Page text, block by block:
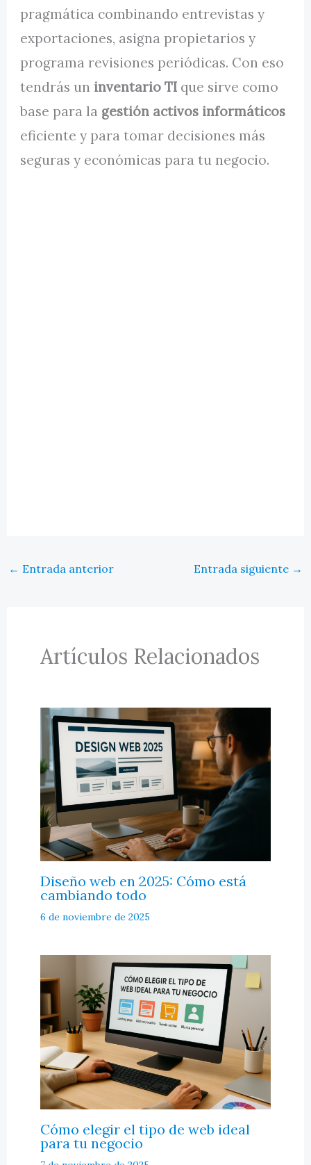
pragmática combinando entrevistas y
exportaciones, asigna propietarios y
programa revisiones periódicas. Con eso
tendrás un inventario TI que sirve como
base para la gestión activos informáticos
eficiente y para tomar decisiones más
seguras y económicas para tu negocio.
← Entrada anterior Entrada siguiente →
Artículos Relacionados
Diseño web en 2025: Cómo está
cambiando todo
6 de noviembre de 2025
Cómo elegir el tipo de web ideal
para tu negocio